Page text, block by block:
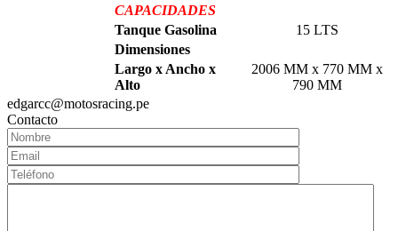
CAPACIDADES
Tanque Gasolina
15 LTS
Dimensiones
Largo x Ancho x
Alto
2006 MM x 770 MM x
790 MM
edgarcc@motosracing.pe
Contacto